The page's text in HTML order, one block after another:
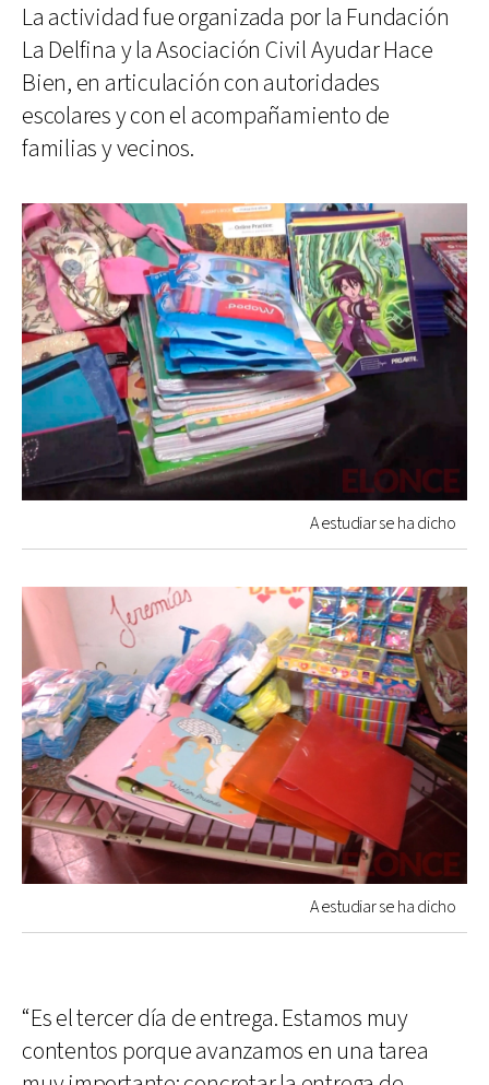
La actividad fue organizada por la Fundación
La Delfina y la Asociación Civil Ayudar Hace
Bien, en articulación con autoridades
escolares y con el acompañamiento de
familias y vecinos.
A estudiar se ha dicho
A estudiar se ha dicho
“Es el tercer día de entrega. Estamos muy
contentos porque avanzamos en una tarea